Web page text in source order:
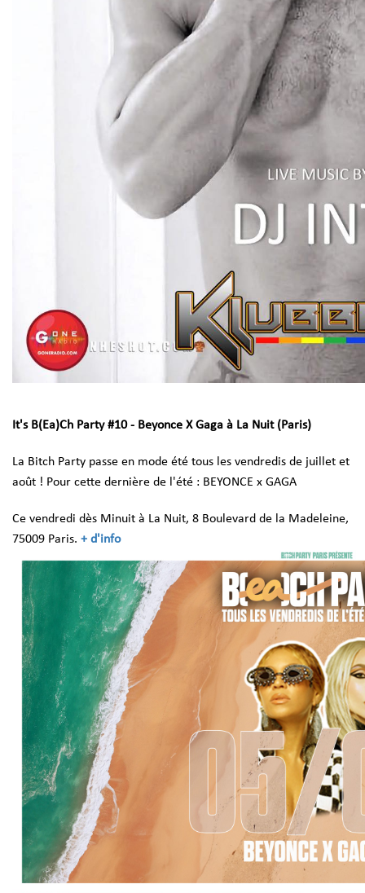
It's B(Ea)Ch Party #10 - Beyonce X Gaga à La Nuit (Paris)
La Bitch Party passe en mode été tous les vendredis de juillet et
août ! Pour cette dernière de l'été : BEYONCE x GAGA
Ce vendredi dès Minuit à La Nuit, 8 Boulevard de la Madeleine,
75009 Paris. + d'info